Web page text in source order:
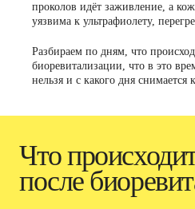
проколов идёт заживление, а
уязвима к ультрафиолету,
Разбираем по дням, что
биоревитализации, что в это
нельзя и с какого дня снимается
Что
после